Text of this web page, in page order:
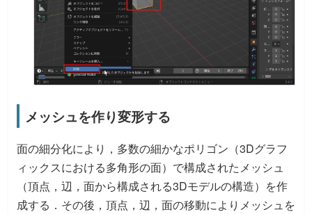
メッシュを作り変形する
面の細分化により，多数の細かなポリゴン（3Dグラフ
ィックスにおける多角形の面）で構成されたメッシュ
（頂点，辺，面から構成される3Dモデルの構造）を作
成する．その後，頂点，辺，面の移動によりメッシュを